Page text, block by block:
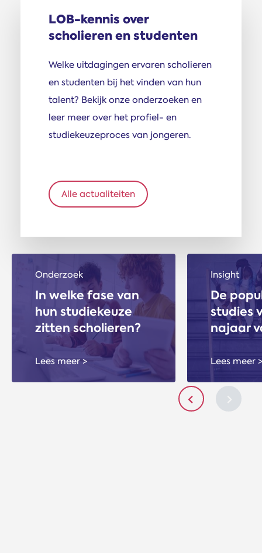
LOB-kennis over
scholieren en studenten
Welke uitdagingen ervaren scholieren
en studenten bij het vinden van hun
talent? Bekijk onze onderzoeken en
leer meer over het profiel- en
studiekeuzeproces van jongeren.
Alle actualiteiten
Slide items naar
Slide
Onderzoek
In welke fase van
hun studiekeuze
zitten scholieren?
Lees meer >
Insight
De
studies
najaar
Lees meer >